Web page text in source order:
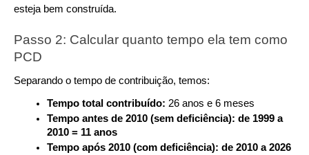
esteja bem construída.
Passo 2: Calcular quanto tempo ela tem como
PCD
Separando o tempo de contribuição, temos:
Tempo total contribuído: 26 anos e 6 meses
Tempo antes de 2010 (sem deficiência): de 1999 a
2010 = 11 anos
Tempo após 2010 (com deficiência): de 2010 a 2026